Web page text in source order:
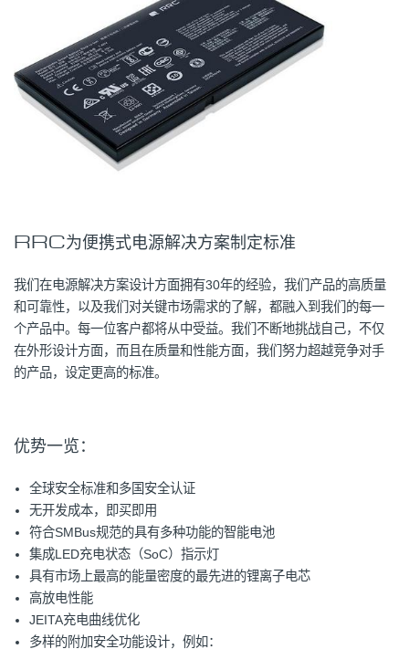
RRC为便携式电源解决方案制定标准
我们在电源解决方案设计方面拥有30年的经验，我们产品的高质量
和可靠性，以及我们对关键市场需求的了解，都融入到我们的每一
个产品中。每一位客户都将从中受益。我们不断地挑战自己，不仅
在外形设计方面，而且在质量和性能方面，我们努力超越竞争对手
的产品，设定更高的标准。
优势一览：
全球安全标准和多国安全认证
无开发成本，即买即用
符合SMBus规范的具有多种功能的智能电池
集成LED充电状态（SoC）指示灯
具有市场上最高的能量密度的最先进的锂离子电芯
高放电性能
JEITA充电曲线优化
多样的附加安全功能设计，例如：